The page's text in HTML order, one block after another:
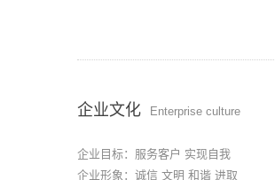
企业文化 Enterprise culture
企业目标：服务客户 实现自我
企业形象：诚信 文明 和谐 进取